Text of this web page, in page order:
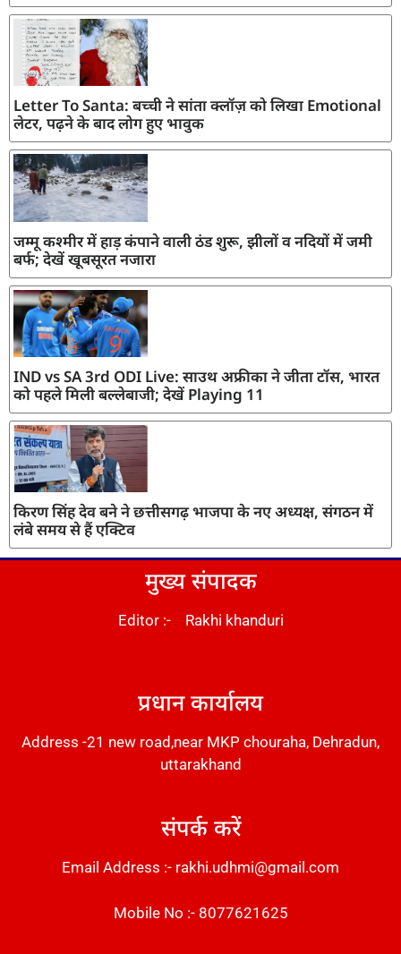
Letter To Santa: बच्ची ने सांता क्लॉज़ को लिखा Emotional
लेटर, पढ़ने के बाद लोग हुए भावुक
जम्मू कश्मीर में हाड़ कंपाने वाली ठंड शुरू, झीलों व नदियों में जमी
बर्फ; देखें खूबसूरत नजारा
IND vs SA 3rd ODI Live: साउथ अफ्रीका ने जीता टॉस, भारत
को पहले मिली बल्लेबाजी; देखें Playing 11
किरण सिंह देव बने ने छत्तीसगढ़ भाजपा के नए अध्यक्ष, संगठन में
लंबे समय से हैं एक्टिव
मुख्य संपादक
Editor :- Rakhi khanduri
प्रधान कार्यालय
Address -21 new road,near MKP chouraha, Dehradun,
uttarakhand
संपर्क करें
Email Address :- rakhi.udhmi@gmail.com
Mobile No :- 8077621625